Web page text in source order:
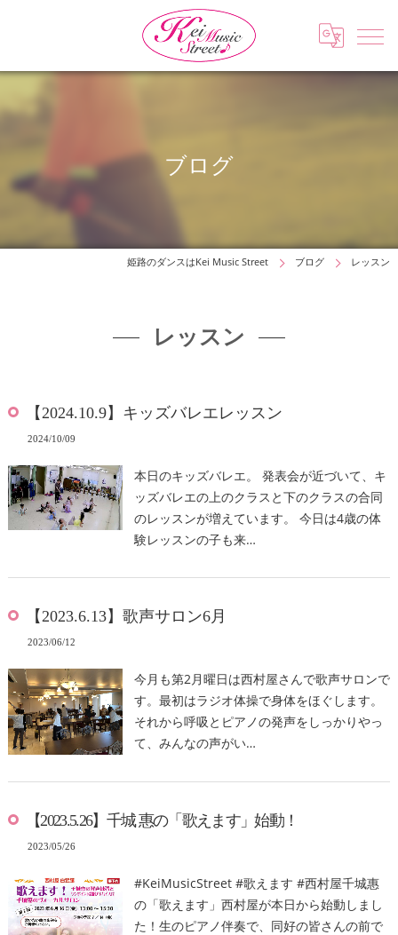
ブログ
姫路のダンスはKei Music Street ブログ レッスン
レッスン
【2024.10.9】キッズバレエレッスン
2024/10/09
本日のキッズバレエ。 発表会が近づいて、キ
ッズバレエの上のクラスと下のクラスの合同
のレッスンが増えています。 今日は4歳の体
験レッスンの子も来…
【2023.6.13】歌声サロン6月
2023/06/12
今月も第2月曜日は西村屋さんで歌声サロンで
す。最初はラジオ体操で身体をほぐします。
それから呼吸とピアノの発声をしっかりやっ
て、みんなの声がい…
【2023.5.26】千城 惠の「歌えます」始動！
2023/05/26
#KeiMusicStreet #歌えます #西村屋千城惠
の「歌えます」西村屋が本日から始動しまし
た！生のピアノ伴奏で、同好の皆さんの前で